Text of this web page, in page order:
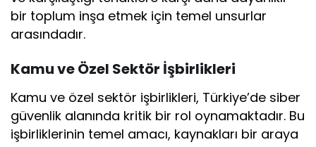
bir toplum inşa etmek için temel unsurlar
arasındadır.
Kamu ve Özel Sektör İşbirlikleri
Kamu ve özel sektör işbirlikleri, Türkiye’de siber
güvenlik alanında kritik bir rol oynamaktadır. Bu
işbirliklerinin temel amacı, kaynakları bir araya